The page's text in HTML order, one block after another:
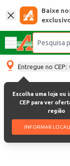
Baixe
Entregue no CEP:
Escolha uma loja ou
CEP para ver
região
INFORMAR